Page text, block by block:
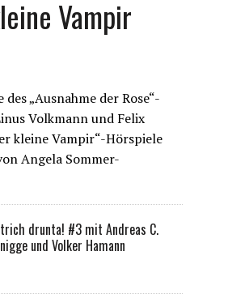
Vampir
„Ausnahme der Rose“-
Volkmann und Felix
kleine Vampir“-Hörspiele
Angela Sommer-
drunta! #3 mit Andreas C.
und Volker Hamann